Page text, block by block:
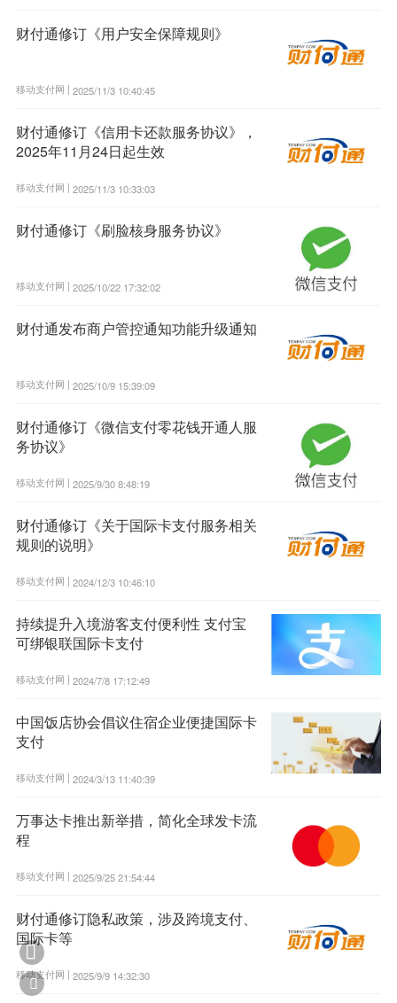
财付通修订《用户安全保障规则》
移动支付网 | 2025/11/3 10:40:45
财付通修订《信用卡还款服务协议》，
2025年11月24日起生效
移动支付网 | 2025/11/3 10:33:03
财付通修订《刷脸核身服务协议》
移动支付网 | 2025/10/22 17:32:02
财付通发布商户管控通知功能升级通知
移动支付网 | 2025/10/9 15:39:09
财付通修订《微信支付零花钱开通人服
务协议》
移动支付网 | 2025/9/30 8:48:19
财付通修订《关于国际卡支付服务相关
规则的说明》
移动支付网 | 2024/12/3 10:46:10
持续提升入境游客支付便利性 支付宝
可绑银联国际卡支付
移动支付网 | 2024/7/8 17:12:49
中国饭店协会倡议住宿企业便捷国际卡
支付
移动支付网 | 2024/3/13 11:40:39
万事达卡推出新举措，简化全球发卡流
程
移动支付网 | 2025/9/25 21:54:44
财付通修订隐私政策，涉及跨境支付、
国际卡等
移动支付网 | 2025/9/9 14:32:30

